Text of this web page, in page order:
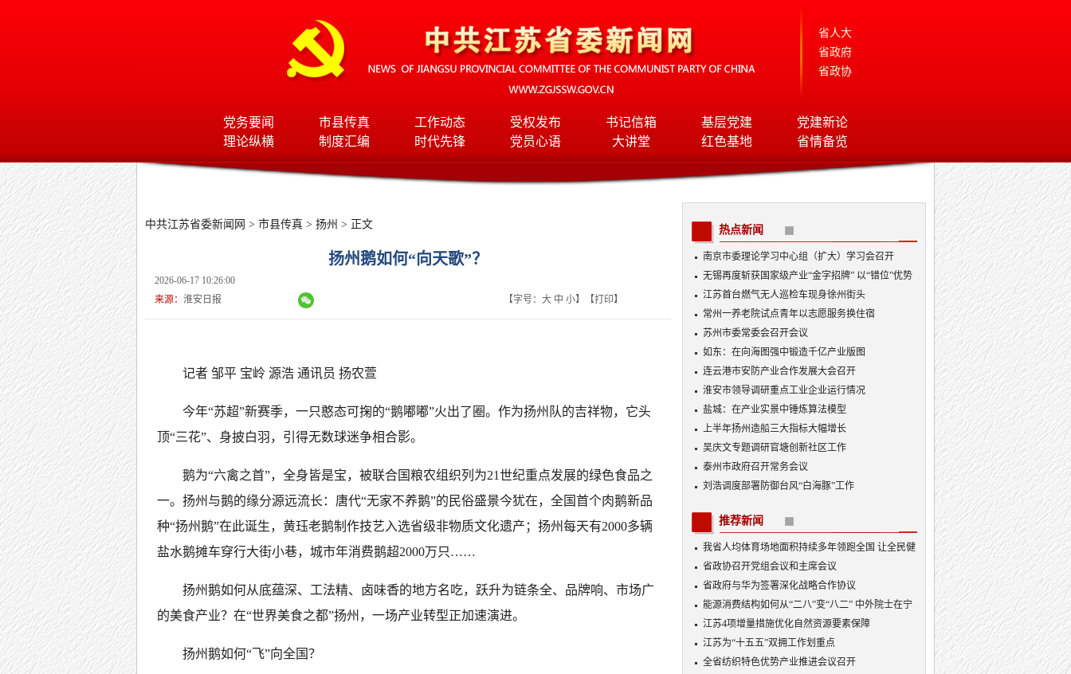
省人大
省政府
省政协
党务要闻 市县传真 工作动态 受权发布 书记信箱 基层党建
党建新论
理论纵横
制度汇编 时代先锋 党员心语 大讲堂 红色基地 省情备览
中共江苏省委新闻网 > 市县传真 > 扬州 > 正文
扬州鹅如何“向天歌”？
2026-06-17 10:26:00
来源： 淮安日报 【字号： 大 中 小】【打印】
记者 邹平 宝岭 源浩 通讯员 扬农萱
今年“苏超”新赛季，一只憨态可掬的“鹅嘟嘟”火出了圈。作为扬州队的吉祥物，它头
顶“三花”、身披白羽，引得无数球迷争相合影。
鹅为“六禽之首”，全身皆是宝，被联合国粮农组织列为21世纪重点发展的绿色食品之
一。扬州与鹅的缘分源远流长：唐代“无家不养鹅”的民俗盛景今犹在，全国首个肉鹅新品
种“扬州鹅”在此诞生，黄珏老鹅制作技艺入选省级非物质文化遗产；扬州每天有2000多辆
盐水鹅摊车穿行大街小巷，城市年消费鹅超2000万只……
扬州鹅如何从底蕴深、工法精、卤味香的地方名吃，跃升为链条全、品牌响、市场广
的美食产业？在“世界美食之都”扬州，一场产业转型正加速演进。
扬州鹅如何“飞”向全国？
热点新闻
南京市委理论学习中心组（扩大）学习会召开
无锡再度斩获国家级产业“金字招牌” 以“错位”优势
入局AI顶层赛道
江苏首台燃气无人巡检车现身徐州街头
常州一养老院试点青年以志愿服务换住宿
苏州市委常委会召开会议
如东：在向海图强中锻造千亿产业版图
连云港市安防产业合作发展大会召开
淮安市领导调研重点工业企业运行情况
盐城：在产业实景中锤炼算法模型
上半年扬州造船三大指标大幅增长
吴庆文专题调研官塘创新社区工作
泰州市政府召开常务会议
刘浩调度部署防御台风“白海豚”工作
推荐新闻
我省人均体育场地面积持续多年领跑全国 让全民健
身融入日常成为风尚
省政协召开党组会议和主席会议
省政府与华为签署深化战略合作协议
能源消费结构如何从“二八”变“八二” 中外院士在宁
探讨新型能源体系建设
江苏4项增量措施优化自然资源要素保障
江苏为“十五五”双拥工作划重点
全省纺织特色优势产业推进会议召开